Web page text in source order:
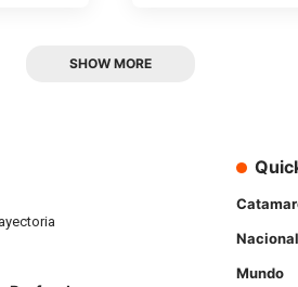
SHOW MORE
Mundo